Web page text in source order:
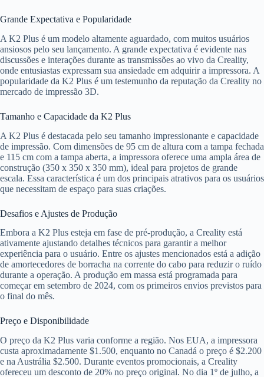
Grande Expectativa e Popularidade
A K2 Plus é um modelo altamente aguardado, com muitos usuários
ansiosos pelo seu lançamento. A grande expectativa é evidente nas
discussões e interações durante as transmissões ao vivo da Creality,
onde entusiastas expressam sua ansiedade em adquirir a impressora. A
popularidade da K2 Plus é um testemunho da reputação da Creality no
mercado de impressão 3D.
Tamanho e Capacidade da K2 Plus
A K2 Plus é destacada pelo seu tamanho impressionante e capacidade
de impressão. Com dimensões de 95 cm de altura com a tampa fechada
e 115 cm com a tampa aberta, a impressora oferece uma ampla área de
construção (350 x 350 x 350 mm), ideal para projetos de grande
escala. Essa característica é um dos principais atrativos para os usuários
que necessitam de espaço para suas criações.
Desafios e Ajustes de Produção
Embora a K2 Plus esteja em fase de pré-produção, a Creality está
ativamente ajustando detalhes técnicos para garantir a melhor
experiência para o usuário. Entre os ajustes mencionados está a adição
de amortecedores de borracha na corrente do cabo para reduzir o ruído
durante a operação. A produção em massa está programada para
começar em setembro de 2024, com os primeiros envios previstos para
o final do mês.
Preço e Disponibilidade
O preço da K2 Plus varia conforme a região. Nos EUA, a impressora
custa aproximadamente $1.500, enquanto no Canadá o preço é $2.200
e na Austrália $2.500. Durante eventos promocionais, a Creality
ofereceu um desconto de 20% no preço original. No dia 1º de julho, a